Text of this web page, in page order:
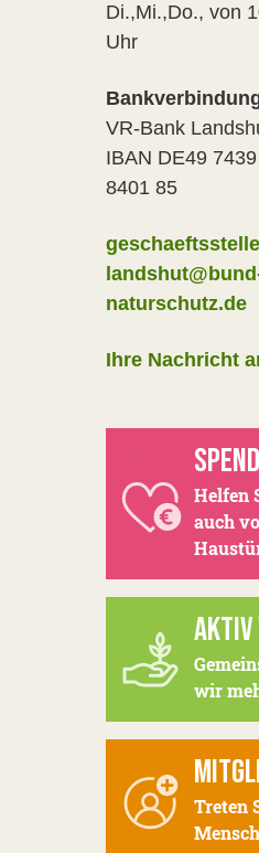
Di.,Mi.,Do., von
Uhr
VR-Bank
IBAN DE49
8401 85
naturschutz.de
Ihre Nachricht
Helfen
auch
AKTIV
wir
Treten